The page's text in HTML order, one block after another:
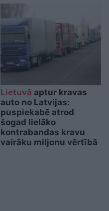
Lietuvā aptur kravas
auto no Latvijas:
puspiekabē atrod
šogad lielāko
kontrabandas kravu
vairāku miljonu vērtībā